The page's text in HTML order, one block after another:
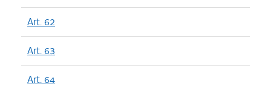
Art. 62
Art. 63
Art. 64